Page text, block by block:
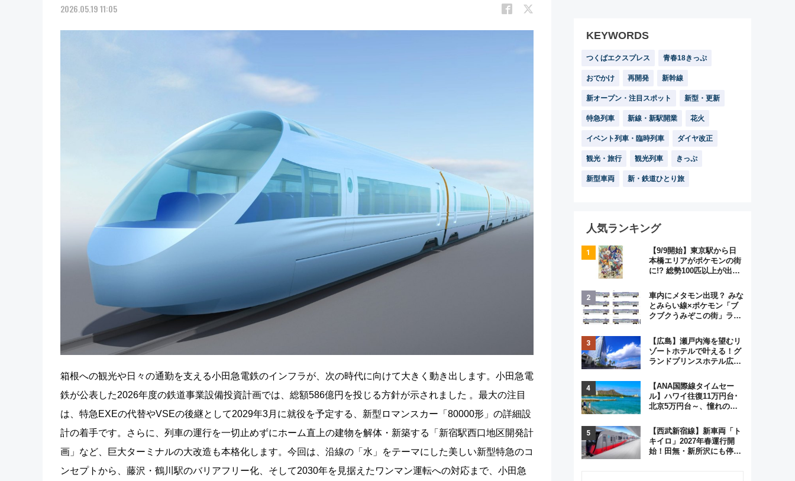
2026.05.19 11:05
箱根への観光や日々の通勤を支える小田急電鉄のインフラが、次の時代に向けて大きく動き出します。小田急電
鉄が公表した2026年度の鉄道事業設備投資計画では、総額586億円を投じる方針が示されました 。最大の注目
は、特急EXEの代替やVSEの後継として2029年3月に就役を予定する、新型ロマンスカー「80000形」の詳細設
計の着手です。さらに、列車の運行を一切止めずにホーム直上の建物を解体・新築する「新宿駅西口地区開発計
画」など、巨大ターミナルの大改造も本格化します。今回は、沿線の「水」をテーマにした美しい新型特急のコ
ンセプトから、藤沢・鶴川駅のバリアフリー化、そして2030年を見据えたワンマン運転への対応まで、小田急
KEYWORDS
つくばエクスプレス 青春18きっぷ
おでかけ 再開発 新幹線
新オープン・注目スポット 新型・更新
特急列車 新線・新駅開業 花火
イベント列車・臨時列車 ダイヤ改正
観光・旅行 観光列車 きっぷ
新型車両 新・鉄道ひとり旅
人気ランキング
【9/9開始】東京駅から日
本橋エリアがポケモンの街
に!? 総勢100匹以上が出現
格謎解き・グッズ情報まと
め
車内にメタモン出現？ みな
とみらい線×ポケモン「ブ
クブクうみぞこの街」ラッ
この夏は直通列車で横浜
へ！
【広島】瀬戸内海を望むリ
ゾートホテルで叶える！グ
ランドプリンスホテル広島
ジュアルパーティープラン
【ANA国際線タイムセー
ル】ハワイ往復11万円台･
北京5万円台～、憧れのビ
GW旅行まで狙える激アツ
路線まとめ（8/10まで）
【西武新宿線】新車両「ト
キイロ」2027年春運行開
始！田無・新所沢にも停